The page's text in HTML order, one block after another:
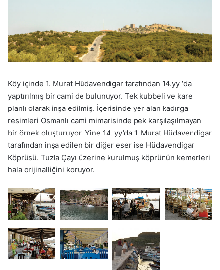
Köy içinde 1. Murat Hüdavendigar tarafından 14.yy ‘da
yaptırılmış bir cami de bulunuyor. Tek kubbeli ve kare
planlı olarak inşa edilmiş. İçerisinde yer alan kadırga
resimleri Osmanlı cami mimarisinde pek karşılaşılmayan
bir örnek oluşturuyor. Yine 14. yy’da 1. Murat Hüdavendigar
tarafından inşa edilen bir diğer eser ise Hüdavendigar
Köprüsü. Tuzla Çayı üzerine kurulmuş köprünün kemerleri
hala orijinalliğini koruyor.